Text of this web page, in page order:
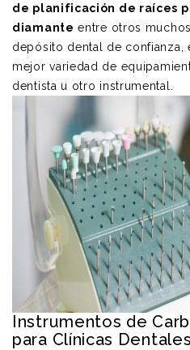
de planificación de raíces
diamante entre otros
depósito dental de confianza,
mejor variedad de
dentista u otro instrumental.
Instrumentos de
para Clínicas